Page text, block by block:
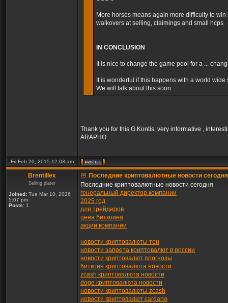
More horses means again more difficulty to
walkovers at selling, claimings and small hcps
IN CONCLUSION
It is nice to change the game pool for a ...
It is wonderful if this happens with a world
We will talk about this soon....
Thank you for this G.Kontis, very informative ,
ARAPHO
Fri Feb 20, 2015 12:03 am
Brentillex
Selling plater
Joined: Tue Mar 10, 2026
5:07 pm
Posts: 1
Последние криптовалютные новости сегодня
Последние криптовалютные новости сегодня
генеральный директор компании
2025 год
для трейдеров
цена биткоина
акции компании
новости криптовалюты тон
новости запрета криптовалют в россии
новости криптовалют прогнозы
биткоин криптовалюта новости
zcash криптовалюта новости
doge криптовалюта новости
новости криптовалюты zcash
новости криптовалют cardano